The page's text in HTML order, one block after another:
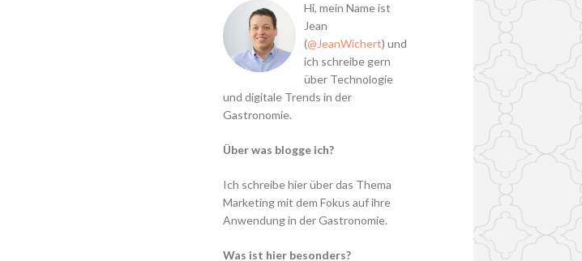
Hi, mein Name ist
Jean
(@JeanWichert) und
ich schreibe gern
über Technologie
und digitale Trends in der
Gastronomie.
Über was blogge ich?
Ich schreibe hier über das Thema
Marketing mit dem Fokus auf ihre
Anwendung in der Gastronomie.
Was ist hier besonders?